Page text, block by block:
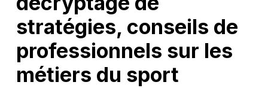
stratégies, conseils de
professionnels sur les
métiers du sport